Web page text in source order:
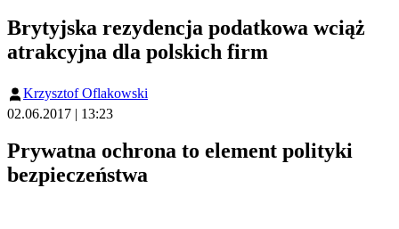
Brytyjska rezydencja podatkowa wciąż
atrakcyjna dla polskich firm
Krzysztof Oflakowski
02.06.2017 | 13:23
Prywatna ochrona to element polityki
bezpieczeństwa